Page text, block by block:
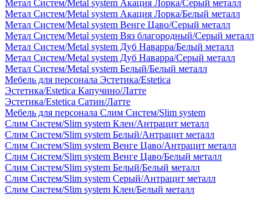
Метал Систем/Metal system Акация Лорка/Серый металл
Метал Систем/Metal system Акация Лорка/Белый металл
Метал Систем/Metal system Венге Цаво/Серый металл
Метал Систем/Metal system Вяз благородный/Серый металл
Метал Систем/Metal system Дуб Наварра/Белый металл
Метал Систем/Metal system Дуб Наварра/Серый металл
Метал Систем/Metal system Белый/Белый металл
Мебель для персонала Эстетика/Estetica
Эстетика/Estetica Капучино/Латте
Эстетика/Estetica Сатин/Латте
Мебель для персонала Слим Систем/Slim system
Слим Систем/Slim system Клен/Антрацит металл
Слим Систем/Slim system Белый/Антрацит металл
Слим Систем/Slim system Венге Цаво/Антрацит металл
Слим Систем/Slim system Венге Цаво/Белый металл
Слим Систем/Slim system Белый/Белый металл
Слим Систем/Slim system Серый/Антрацит металл
Слим Систем/Slim system Клен/Белый металл